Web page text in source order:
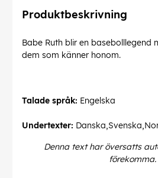
Produktbeskrivning
Babe Ruth blir en basebolllegend
dem som känner honom.
Talade språk: Engelska
Undertexter:
Denna text har översatts
förekomma.